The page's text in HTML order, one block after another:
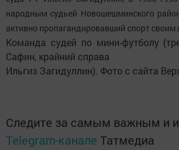
народным судьей Новошешминского
активно пропагандировавший спорт
Команда судей по мини-футболу
Сафин, крайний справа
Ильгиз Загидуллин). Фото с сайта
Следите за самым важным и
Telegram-канале Татмедиа